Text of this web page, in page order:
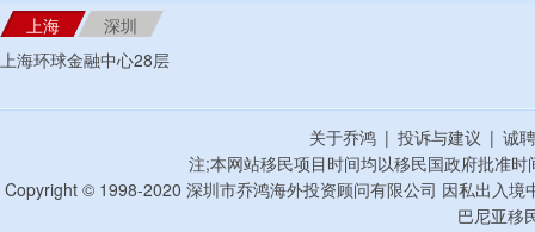
上海
深圳
上海环球金融中心28层
关于乔鸿 | 投诉与建议 | 诚
注;本网站移民项目时间均以移民国政府批准
Copyright © 1998-2020 深圳市乔鸿海外投资顾问有限公司 因私出入
巴尼亚移